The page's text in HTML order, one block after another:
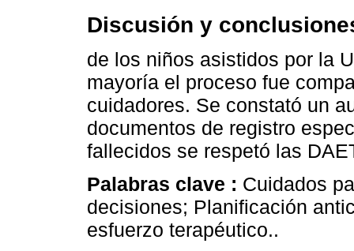
Discusión y
de los niños asistidos por la
mayoría el proceso fue
cuidadores. Se constató un
documentos de registro
fallecidos se respetó las
Palabras clave : Cuidados
decisiones; Planificación
esfuerzo terapéutico..